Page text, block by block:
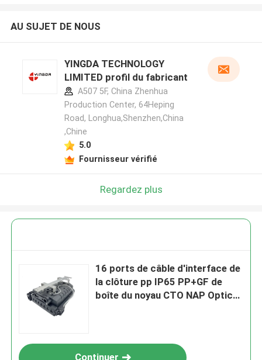
AU SUJET DE NOUS
YINGDA TECHNOLOGY
LIMITED profil du fabricant
A507 5F, China Zhenhua
Production Center, 64Heping
Road, Longhua,Shenzhen,China
,Chine
5.0
Fournisseur vérifié
Regardez plus
16 ports de câble d'interface de
la clôture pp IP65 PP+GF de
boîte du noyau CTO NAP Optical
Continuer